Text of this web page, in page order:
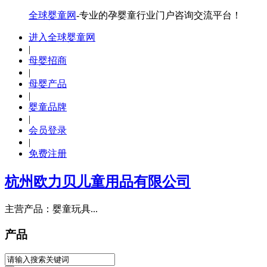
全球婴童网-专业的孕婴童行业门户咨询交流平台！
进入全球婴童网
|
母婴招商
|
母婴产品
|
婴童品牌
|
会员登录
|
免费注册
杭州欧力贝儿童用品有限公司
主营产品：婴童玩具...
产品